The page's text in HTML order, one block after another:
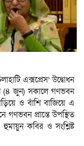
এক্সপ্রেস’ উদ্বোধন
(৪ জুন) সকালে গণভবন
ও বাঁশি বাজিয়ে এ
গণভবন প্রান্তে উপস্থিত
কবির ও সংশ্লিষ্ট